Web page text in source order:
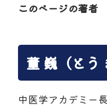
このページの著者
董 巍（とう
中医学アカデミー